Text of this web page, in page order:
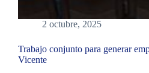
2 octubre, 2025
Trabajo conjunto para generar
Vicente